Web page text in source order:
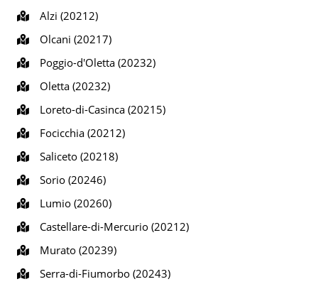
Alzi (20212)
Olcani (20217)
Poggio-d'Oletta (20232)
Oletta (20232)
Loreto-di-Casinca (20215)
Focicchia (20212)
Saliceto (20218)
Sorio (20246)
Lumio (20260)
Castellare-di-Mercurio (20212)
Murato (20239)
Serra-di-Fiumorbo (20243)